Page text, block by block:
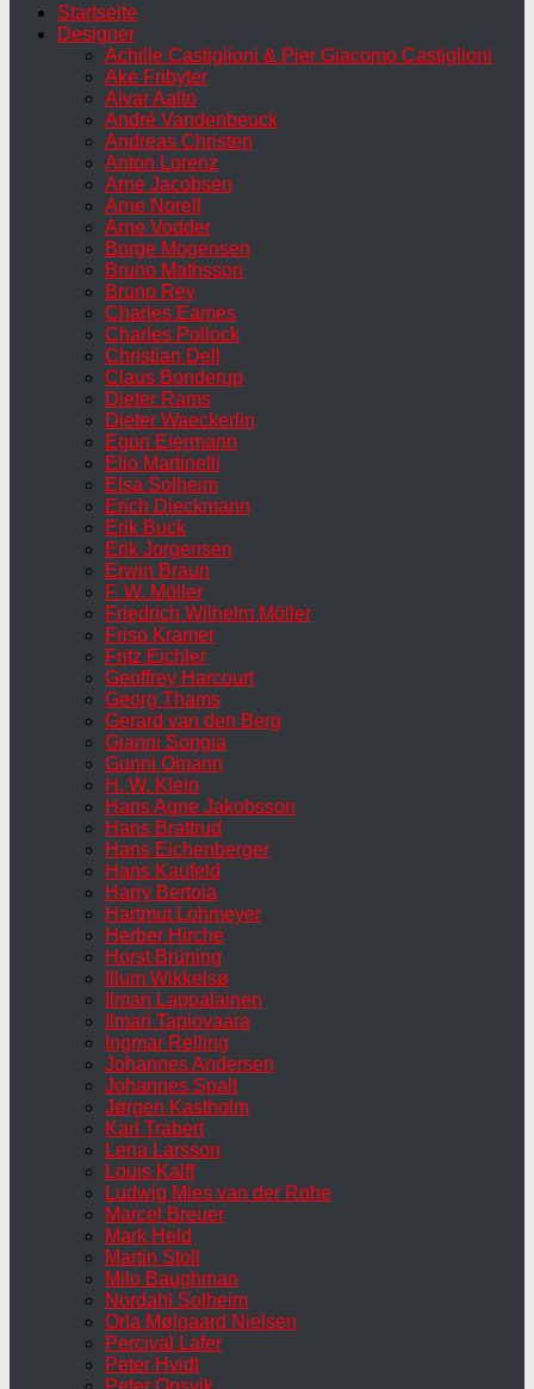
Startseite
Designer
Achille Castiglioni & Pier Giacomo Castiglioni
Ake Fribyter
Alvar Aalto
André Vandenbeuck
Andreas Christen
Anton Lorenz
Arne Jacobsen
Arne Norell
Arne Vodder
Borge Mogensen
Bruno Mathsson
Bruno Rey
Charles Eames
Charles Pollock
Christian Dell
Claus Bonderup
Dieter Rams
Dieter Waeckerlin
Egon Eiermann
Elio Martinelli
Elsa Solheim
Erich Dieckmann
Erik Buck
Erik Jorgensen
Erwin Braun
F. W. Möller
Friedrich Wilhelm Möller
Friso Kramer
Fritz Eichler
Geoffrey Harcourt
Georg Thams
Gerard van den Berg
Gianni Songia
Gunni Omann
H. W. Klein
Hans Agne Jakobsson
Hans Brattrud
Hans Eichenberger
Hans Kaufeld
Harry Bertoia
Hartmut Lohmeyer
Herber Hirche
Horst Brüning
Illum Wikkelsø
Ilmari Lappalainen
Ilmari Tapiovaara
Ingmar Relling
Johannes Andersen
Johannes Spalt
Jørgen Kastholm
Karl Trabert
Lena Larsson
Louis Kalff
Ludwig Mies van der Rohe
Marcel Breuer
Mark Held
Martin Stoll
Milo Baughman
Nordahl Solheim
Orla Mølgaard Nielsen
Percival Lafer
Peter Hvidt